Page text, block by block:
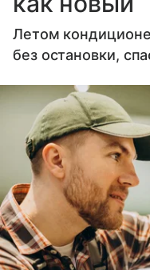
Летом
без остановки,